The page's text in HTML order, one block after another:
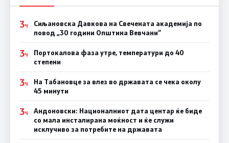
3Ч
Сиљановска Давкова на Свечената академија по
повод „30 години Општина Вевчани“
3Ч
Портокалова фаза утре, температури до 40
степени
3Ч
На Табановце за влез во државата се чека околу
45 минути
3Ч
Андоновски: Националниот дата центар ќе биде
со мала инсталирана моќност и ќе служи
исклучиво за потребите на државата